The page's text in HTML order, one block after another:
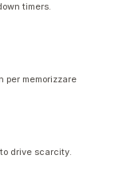
timers.
per memorizzare
drive scarcity.